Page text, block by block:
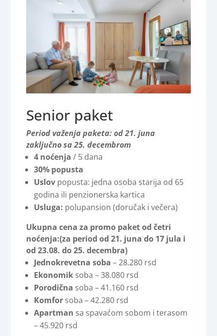
Senior paket
Period važenja paketa: od 21. juna
zaključno sa 25. decembrom
4 noćenja / 5 dana
30% popusta
Uslovpopusta: jedna osoba starija od 65
godina ili penzionerska kartica
Usluga: polupansion (doručak i večera)
Ukupna cena za promo paket od četri
noćenja:(za period od 21. juna do 17 jula i
od 23.08. do 25. decembra)
Jednokrevetna soba – 28.280 rsd
Ekonomiksoba – 38.080 rsd
Porodična soba – 41.160 rsd
Komforsoba – 42.280 rsd
Apartman sa spavaćom sobom i terasom
– 45.920 rsd